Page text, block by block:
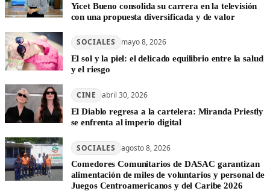
Yicet Bueno consolida su carrera en la televisión
con una propuesta diversificada y de valor
SOCIALES mayo 8, 2026
El sol y la piel: el delicado equilibrio entre la salud
y el riesgo
CINE abril 30, 2026
El Diablo regresa a la cartelera: Miranda Priestly
se enfrenta al imperio digital
SOCIALES agosto 8, 2026
Comedores Comunitarios de DASAC garantizan
alimentación de miles de voluntarios y personal de
Juegos Centroamericanos y del Caribe 2026